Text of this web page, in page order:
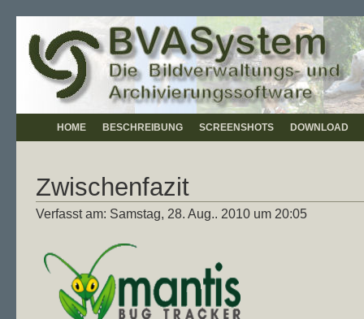
HOME BESCHREIBUNG SCREENSHOTS DOWNLOAD
Zwischenfazit
Verfasst am: Samstag, 28. Aug.. 2010 um 20:05